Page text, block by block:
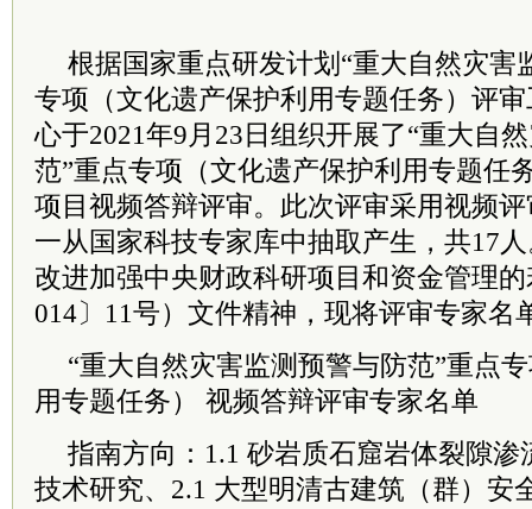
根据国家重点研发计划“重大自然灾害
专项（文化遗产保护利用专题任务）评
心于2021年9月23日组织开展了“重大自
范”重点专项（文化遗产保护利用专题任
项目视频答辩评审。此次评审采用视频
一从国家科技专家库中抽取产生，共17
改进加强中央财政科研项目和资金管理
014〕11号）文件精神，现将评审专家名
“重大自然灾害监测预警与防范”重点
用专题任务） 视频答辩评审专家名单
指南方向：1.1 砂岩质石窟岩体裂隙
技术研究、2.1 大型明清古建筑（群）安